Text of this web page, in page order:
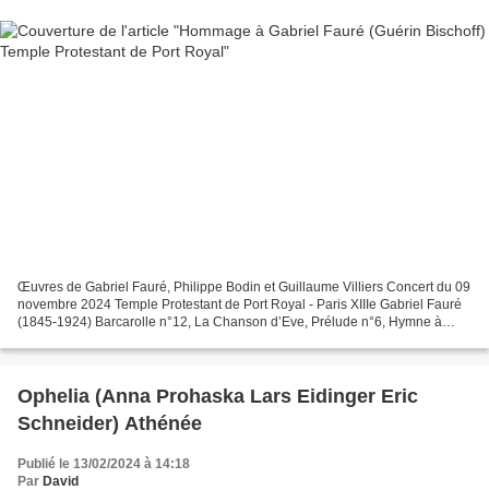
Œuvres de Gabriel Fauré, Philippe Bodin et Guillaume Villiers Concert du 09
novembre 2024 Temple Protestant de Port Royal - Paris XIIIe Gabriel Fauré
(1845-1924) Barcarolle n°12, La Chanson d’Eve, Prélude n°6, Hymne à
Ophelia (Anna Prohaska Lars Eidinger Eric
Schneider) Athénée
Publié le 13/02/2024 à 14:18
Par David